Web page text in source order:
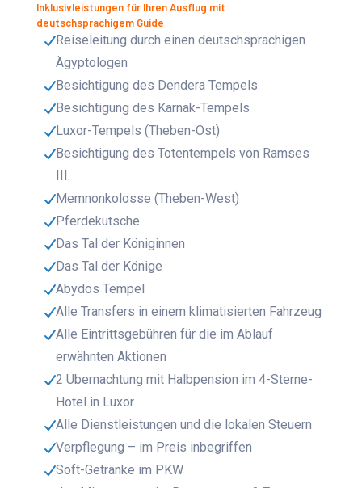
Inklusivleistungen für Ihren Ausflug mit
deutschsprachigem Guide
Reiseleitung durch einen deutschsprachigen
Ägyptologen
Besichtigung des Dendera Tempels
Besichtigung des Karnak-Tempels
Luxor-Tempels (Theben-Ost)
Besichtigung des Totentempels von Ramses
III.
Memnonkolosse (Theben-West)
Pferdekutsche
Das Tal der Königinnen
Das Tal der Könige
Abydos Tempel
Alle Transfers in einem klimatisierten Fahrzeug
Alle Eintrittsgebühren für die im Ablauf
erwähnten Aktionen
2 Übernachtung mit Halbpension im 4-Sterne-
Hotel in Luxor
Alle Dienstleistungen und die lokalen Steuern
Verpflegung – im Preis inbegriffen
Soft-Getränke im PKW